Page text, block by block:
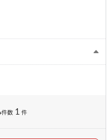
数 1 件